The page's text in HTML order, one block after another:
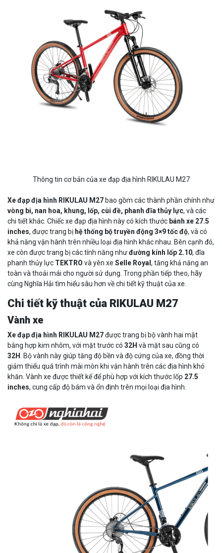
Thông tin cơ bản của xe đạp địa hình RIKULAU M27
Xe đạp địa hình RIKULAU M27 bao gồm các thành phần chính như
vòng bi, nan hoa, khung, lốp, cùi đề, phanh đĩa thủy lực, và các
chi tiết khác. Chiếc xe đạp địa hình này có kích thước bánh xe 27.5
inches, được trang bị hệ thống bộ truyền động 3×9 tốc độ, và có
khả năng vận hành trên nhiều loại địa hình khác nhau. Bên cạnh đó,
xe còn được trang bị các tính năng nhưđường kính lốp 2.10, đĩa
phanh thủy lực TEKTRO và yên xe Selle Royal , tăng khả năng an
toàn và thoải mái cho người sử dụng. Trong phần tiếp theo, hãy
cùng Nghĩa Hải tìm hiểu sâu hơn về chi tiết kỹ thuật của xe.
Chi tiết kỹ thuật của RIKULAU M27
Vành xe
Xe đạp địa hình RIKULAU M27được trang bị bộ vành hai mặt
bằng hợp kim nhôm, với mặt trước có 32H và mặt sau cũng có
32H
. Bộ vành này giúp tăng độ bền và độ cứng của xe, đồng thời
giảm thiểu quá trình mài mòn khi vận hành trên các địa hình khó
khăn. Vành xe được thiết kế để phù hợp với kích thước lốp 27.5
inches, cung cấp độ bám và ổn định trên mọi loại địa hình.